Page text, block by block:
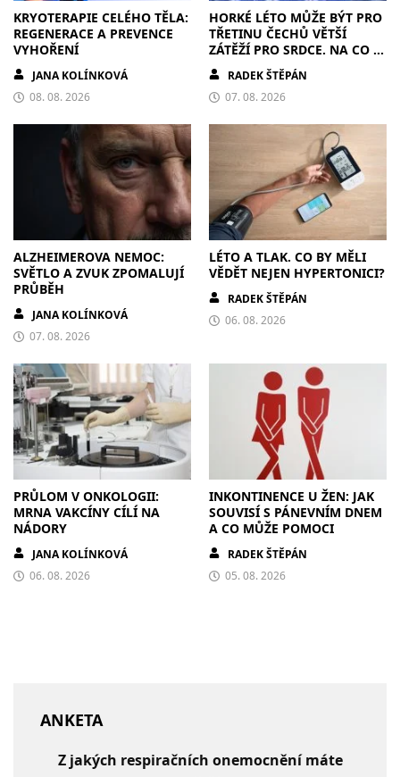
KRYOTERAPIE CELÉHO TĚLA:
REGENERACE A PREVENCE
VYHOŘENÍ
JANA KOLÍNKOVÁ
08. 08. 2026
HORKÉ LÉTO MŮŽE BÝT PRO
TŘETINU ČECHŮ VĚTŠÍ
ZÁTĚŽÍ PRO SRDCE. NA CO SI
DÁT POZOR?
RADEK ŠTĚPÁN
07. 08. 2026
ALZHEIMEROVA NEMOC:
SVĚTLO A ZVUK ZPOMALUJÍ
PRŮBĚH
JANA KOLÍNKOVÁ
07. 08. 2026
LÉTO A TLAK. CO BY MĚLI
VĚDĚT NEJEN HYPERTONICI?
RADEK ŠTĚPÁN
06. 08. 2026
PRŮLOM V ONKOLOGII:
MRNA VAKCÍNY CÍLÍ NA
NÁDORY
JANA KOLÍNKOVÁ
06. 08. 2026
INKONTINENCE U ŽEN: JAK
SOUVISÍ S PÁNEVNÍM DNEM
A CO MŮŽE POMOCI
RADEK ŠTĚPÁN
05. 08. 2026
ANKETA
Z jakých respiračních onemocnění máte